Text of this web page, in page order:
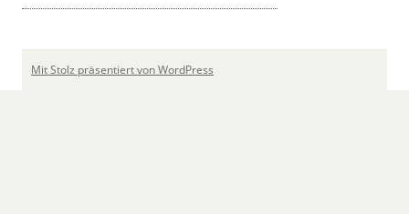
Mit Stolz präsentiert von WordPress